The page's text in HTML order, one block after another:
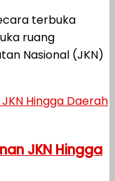
terbuka
ruang
Nasional (JKN)
JKN Hingga